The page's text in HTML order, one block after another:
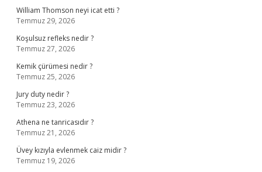
William Thomson neyi icat etti ?
Temmuz 29, 2026
Koşulsuz refleks nedir ?
Temmuz 27, 2026
Kemik çürümesi nedir ?
Temmuz 25, 2026
Jury duty nedir ?
Temmuz 23, 2026
Athena ne tanricasıdır ?
Temmuz 21, 2026
Üvey kızıyla evlenmek caiz midir ?
Temmuz 19, 2026